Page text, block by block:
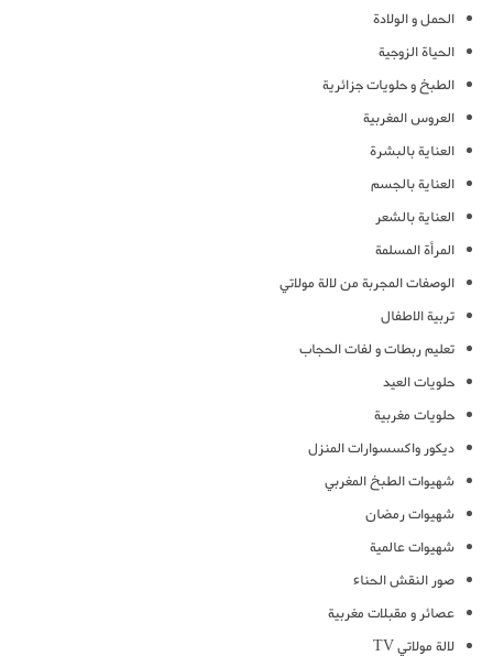
الحمل و الولادة
الحياة الزوجية
الطبخ و حلويات جزائرية
العروس المغربية
العناية بالبشرة
العناية بالجسم
العناية بالشعر
المرأة المسلمة
الوصفات المجربة من لالة مولاتي
تربية الاطفال
تعليم ربطات و لفات الحجاب
حلويات العيد
حلويات مغربية
ديكور واكسسوارات المنزل
شهيوات الطبخ المغربي
شهيوات رمضان
شهيوات عالمية
صور النقش الحناء
عصائر و مقبلات مغربية
لالة مولاتي TV